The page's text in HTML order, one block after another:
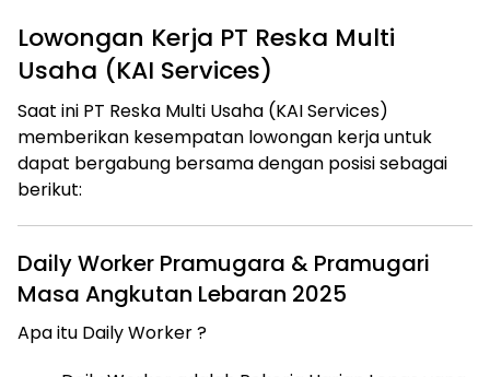
Lowongan Kerja PT Reska Multi
Usaha (KAI Services)
Saat ini PT Reska Multi Usaha (KAI Services)
memberikan kesempatan lowongan kerja untuk
dapat bergabung bersama dengan posisi sebagai
berikut:
Daily Worker Pramugara & Pramugari
Masa Angkutan Lebaran 2025
Apa itu Daily Worker ?